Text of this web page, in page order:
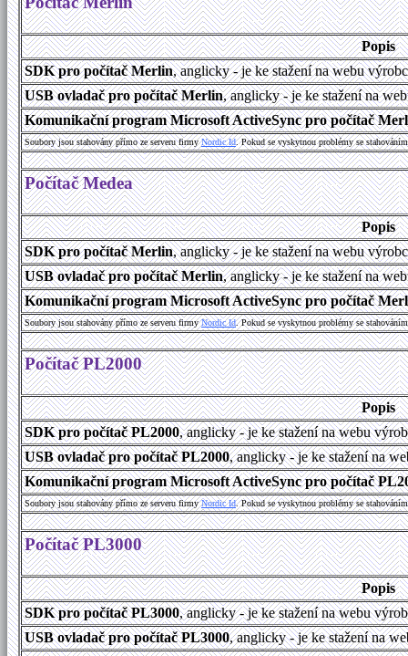
Popis
SDK pro počítač Merlin, anglicky - je ke stažení na webu
USB ovladač pro počítač Merlin, anglicky - je ke stažení na
Komunikační program Microsoft ActiveSync pro počítač
Soubory jsou stahovány přímo ze serveru firmyNordic Id. Pokud se vyskytnou problémy se
Počítač Medea
Popis
SDK pro počítač Merlin, anglicky - je ke stažení na webu
USB ovladač pro počítač Merlin, anglicky - je ke stažení na
Komunikační program Microsoft ActiveSync pro počítač
Soubory jsou stahovány přímo ze serveru firmyNordic Id. Pokud se vyskytnou problémy se
Počítač PL2000
Popis
SDK pro počítač PL2000, anglicky - je ke stažení na webu
USB ovladač pro počítač PL2000, anglicky - je ke stažení na
Komunikační program Microsoft ActiveSync pro počítač
Soubory jsou stahovány přímo ze serveru firmyNordic Id. Pokud se vyskytnou problémy se
Počítač PL3000
Popis
SDK pro počítač PL3000, anglicky - je ke stažení na webu
USB ovladač pro počítač PL3000, anglicky - je ke stažení na